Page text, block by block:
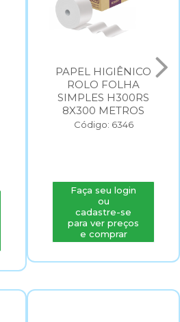
PAPEL HIGIÊNICO
ROLO FOLHA
SIMPLES H300RS
8X300 METROS
Código: 6346
Faça seu login
ou
cadastre-se
para ver preços
e comprar